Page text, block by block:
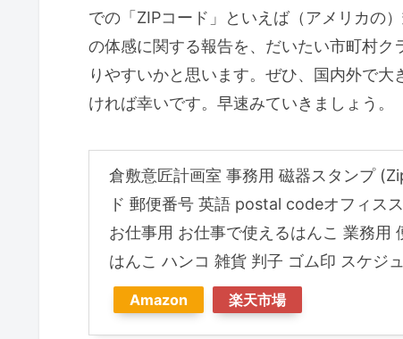
での「ZIPコード」といえば（アメリカの
の体感に関する報告を、だいたい市町村
りやすいかと思います。ぜひ、国内外で
ければ幸いです。早速みていきましょう。
倉敷意匠計画室 事務用 磁器スタンプ
ド 郵便番号 英語 postal codeオフィス
お仕事用 お仕事で使えるはんこ 業務用
はんこ ハンコ 雑貨 判子 ゴム印 スケジュ
Amazon 楽天市場